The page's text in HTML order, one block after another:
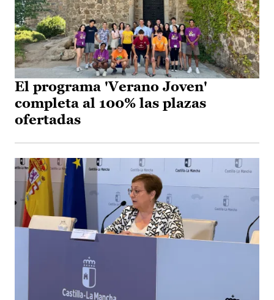
El programa 'Verano Joven'
completa al 100% las plazas
ofertadas